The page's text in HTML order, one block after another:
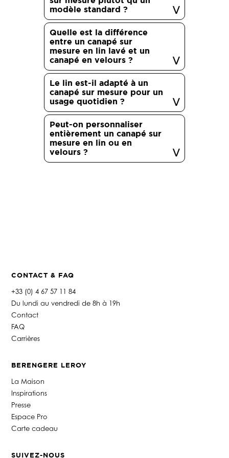
modèle standard ?
Quelle est la différence
entre un canapé sur
mesure en lin lavé et un
canapé en velours ?
Le lin est-il adapté à un
canapé sur mesure pour un
usage quotidien ?
Peut-on personnaliser
entièrement un canapé sur
mesure en lin ou en
velours ?
CONTACT & FAQ
+33 (0) 4 67 57 11 84
Du lundi au vendredi de 8h à 19h
Contact
FAQ
Carrières
BERENGERE LEROY
La Maison
Inspirations
Presse
Espace Pro
Carte cadeau
SUIVEZ-NOUS